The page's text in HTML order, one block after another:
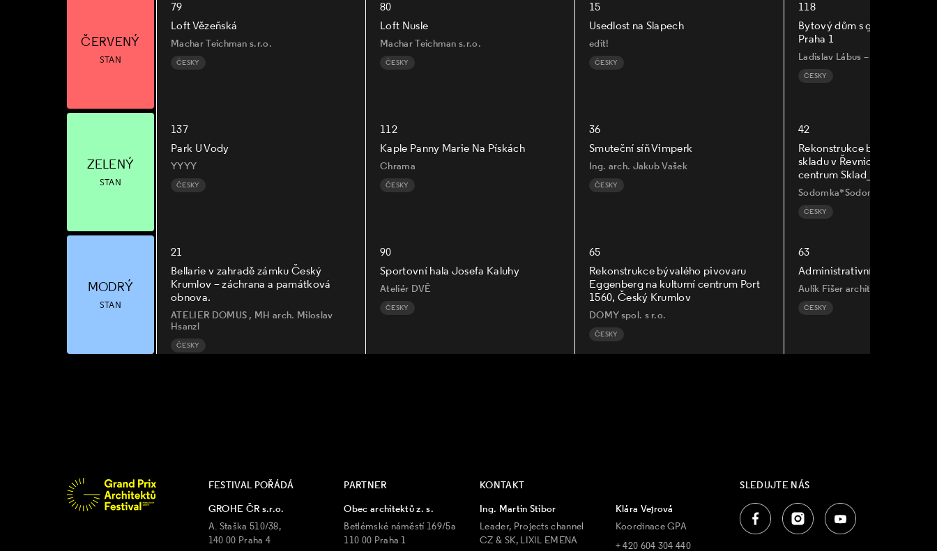
ČERVENÝ
STAN
ZELENÝ
STAN
MODRÝ
STAN
79
Loft Vězeňská
Machar Teichman s.r.o.
ČESKY
80
Loft Nusle
Machar Teichman s.r.o.
ČESKY
15
Usedlost na Slapech
edit!
ČESKY
118
Bytový dům s galerií - Malá
Praha 1
Ladislav Lábus –
ČESKY
137
Park U Vody
YYYY
ČESKY
112
Kaple Panny Marie Na Pískách
Chrama
ČESKY
36
Smuteční síň Vimperk
Ing. arch. Jakub Vašek
ČESKY
42
Rekonstrukce bývalého
skladu v Řevnicích -
centrum Sklad_13
Sodomka*Sodomková
ČESKY
21
Bellarie v zahradě zámku Český
Krumlov – záchrana a památková
obnova.
ATELIER DOMUS , MH arch. Miloslav
Hsanzl
ČESKY
90
Sportovní hala Josefa Kaluhy
Ateliér DVĚ
ČESKY
65
Rekonstrukce bývalého pivovaru
Eggenberg na kulturní centrum Port
1560, Český Krumlov
DOMY spol. s r.o.
ČESKY
63
Administrativní budova
Aulík Fišer architekti, s.r.o.
ČESKY
FESTIVAL POŘÁDÁ
GROHE ČR s.r.o.
A. Staška 510/38,
140 00 Praha 4
PARTNER
Obec architektů z. s.
Betlémské náměstí 169/5a
110 00 Praha 1
KONTAKT
Ing. Martin Stibor
Leader, Projects channel
CZ & SK, LIXIL EMENA
Klára Vejrová
Koordinace GPA
+ 420 604 304 440
SLEDUJTE NÁS